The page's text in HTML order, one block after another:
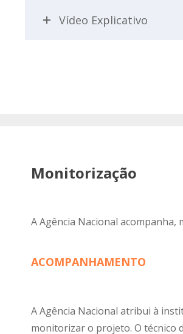
Vídeo Explicativo
Monitorização
A Agência Nacional
ACOMPANHAMENTO
A Agência Nacional atribui à
monitorizar o projeto. O técnico